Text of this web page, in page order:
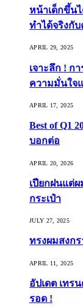
หน้าเด็กขึ้น
ทำได้จริงกั
APRIL 29, 2025
เจาะลึก ! ก
ความมั่นใจ
APRIL 17, 2025
Best of Q1
บอกต่อ
APRIL 20, 2026
เปียกฝนแต่
กระเป๋า
JULY 27, 2025
ทรงผมสงกร
APRIL 11, 2025
อัปเดต เทร
รอด !